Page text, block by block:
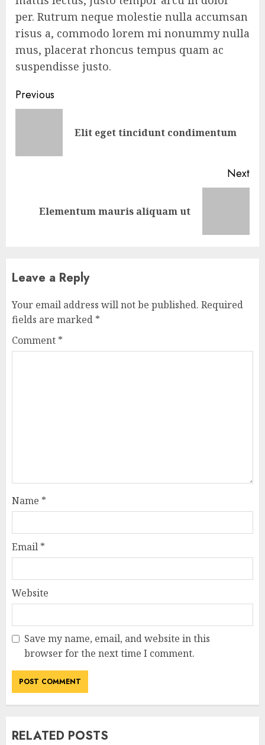
per. Rutrum neque molestie nulla accumsan
risus a, commodo lorem mi nonummy nulla
mus, placerat rhoncus tempus quam ac
suspendisse justo.
Continue
Reading
Previous
Elit eget tincidunt condimentum
Next
NextElementum mauris aliquam ut
Leave a Reply
Your email address will not be published. Required
fields are marked *
Comment *
Name *
Email *
Website
Save my name, email, and website in this
browser for the next time I comment.
RELATED POSTS